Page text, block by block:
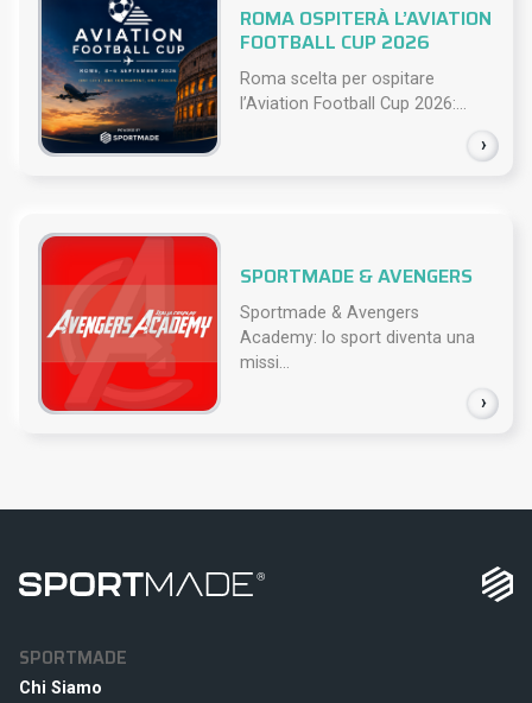
›
ROMA OSPITERÀ L’AVIATION
FOOTBALL CUP 2026
Roma scelta per ospitare
l’Aviation Football Cup 2026:...
›
SPORTMADE & AVENGERS
Sportmade & Avengers
Academy: lo sport diventa una
missi...
SPORTMADE
Chi Siamo